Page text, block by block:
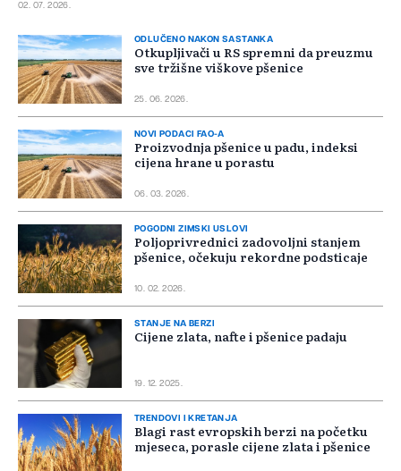
02. 07. 2026.
ODLUČENO NAKON SASTANKA
Otkupljivači u RS spremni da preuzmu
sve tržišne viškove pšenice
25. 06. 2026.
NOVI PODACI FAO-A
Proizvodnja pšenice u padu, indeksi
cijena hrane u porastu
06. 03. 2026.
POGODNI ZIMSKI USLOVI
Poljoprivrednici zadovoljni stanjem
pšenice, očekuju rekordne podsticaje
10. 02. 2026.
STANJE NA BERZI
Cijene zlata, nafte i pšenice padaju
19. 12. 2025.
TRENDOVI I KRETANJA
Blagi rast evropskih berzi na početku
mjeseca, porasle cijene zlata i pšenice